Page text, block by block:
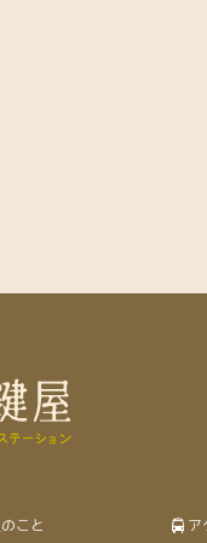
こと ア